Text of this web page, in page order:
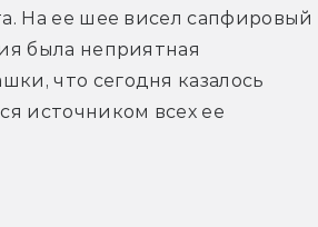
На ее шее висел сапфировый
была неприятная
что сегодня казалось
источником всех ее